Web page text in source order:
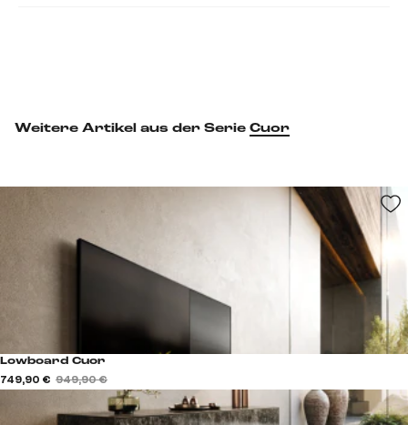
Weitere Artikel aus der Serie Cuor
Lowboard Cuor
749,90 € 949,90 €